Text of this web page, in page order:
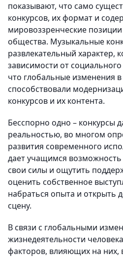
показывают, что само
конкурсов, их формат и
мировоззренческие
общества. Музыкальные
развлекательный характер,
зависимости от
что глобальные изменения
способствовали
конкурсов и их контента.
Бесспорно одно – конкурсы
реальностью, во многом
развития современного
дает учащимся
свои силы и ощутить
оценить собственное
набраться опыта и открыть
сцену.
В связи с глобальными
жизнедеятельности
факторов, влияющих на них,